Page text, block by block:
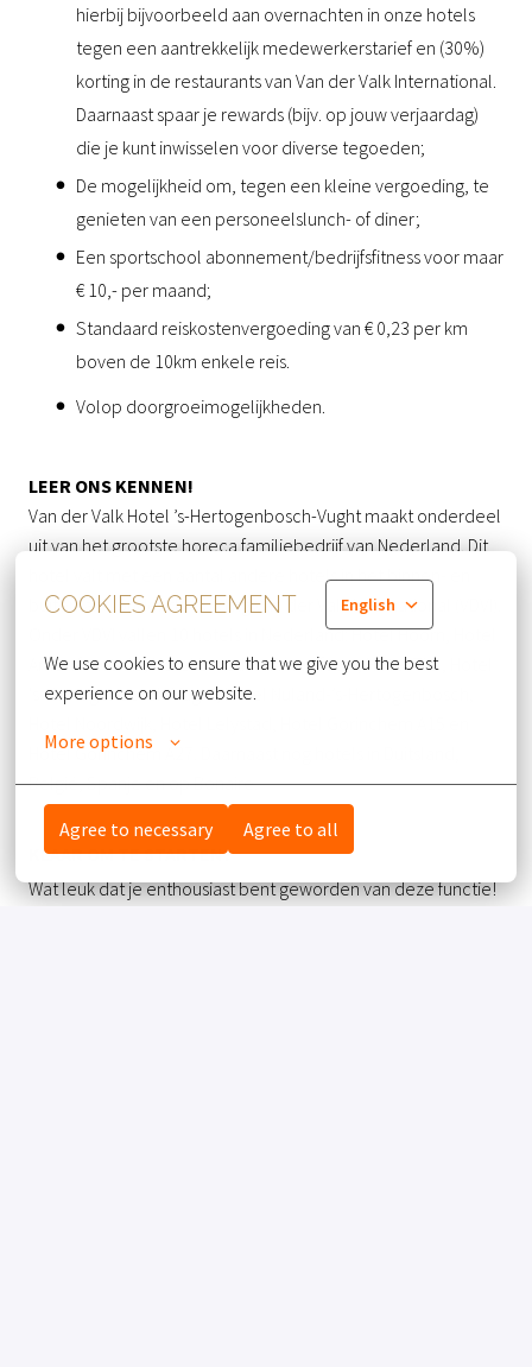
COOKIES AGREEMENT English
We use cookies to ensure that we give you the best
experience on our website.
More options
Agree to necessary Agree to all
hierbij bijvoorbeeld aan overnachten in onze hotels
tegen een aantrekkelijk medewerkerstarief en (30%)
korting in de restaurants van Van der Valk International.
Daarnaast spaar je rewards (bijv. op jouw verjaardag)
die je kunt inwisselen voor diverse tegoeden;
De mogelijkheid om, tegen een kleine vergoeding, te
genieten van een personeelslunch- of diner;
Een sportschool abonnement/bedrijfsfitness voor maar
€ 10,- per maand;
Standaard reiskostenvergoeding van € 0,23 per km
boven de 10km enkele reis.
Volop doorgroeimogelijkheden.
LEER ONS KENNEN!
Van der Valk Hotel ’s-Hertogenbosch-Vught maakt onderdeel
uit van het grootste horeca familiebedrijf van Nederland. Dit
hotel valt met een aantal andere hotels in het binnen- en
buitenland onder de holding Van der Valk International (VDVI).
Onder VDVI vallen 10 hotels in Nederland: Hotel Hoorn, Hotel
Amersfoort- A1, Hotel Leusden-Amersfoort, Hotel Tiel, Hotel
's-Hertogenbosch-Vught, Hotel Nuland-’s-Hertogenbosch,
Hotel Gorinchem A27. Daarnaast nog hotels in Duitsland,
België, Spanje en op Bonaire.
KLAAR OM TE STARTEN?
Wat leuk dat je enthousiast bent geworden van deze functie!